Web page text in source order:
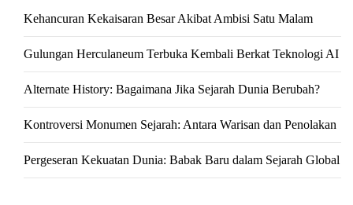
Kehancuran Kekaisaran Besar Akibat Ambisi Satu Malam
Gulungan Herculaneum Terbuka Kembali Berkat Teknologi AI
Alternate History: Bagaimana Jika Sejarah Dunia Berubah?
Kontroversi Monumen Sejarah: Antara Warisan dan Penolakan
Pergeseran Kekuatan Dunia: Babak Baru dalam Sejarah Global